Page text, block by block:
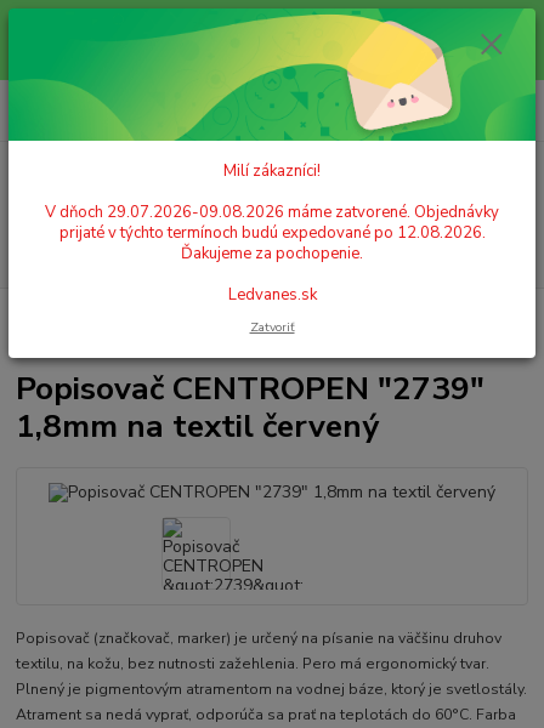
Milí zákazníci! V dňoch 29.07.2026-09.08.2026 máme zatvorené.
Objednávky prijaté v týchto termínoch budú expedované po 12.08.2026.
Ďakujeme za pochopenie. Ledvanes.sk
+421 908 755 958
Po. - Pia. od 9:00 hod. - 16:00 hod.
za0,00 EUR
CENTROPEN "2739" 1,8mm na textil červený
Popisovač CENTROPEN "2739"
1,8mm na textil červený
Popisovač (značkovač, marker) je určený na písanie na väčšinu druhov
textilu, na kožu, bez nutnosti zažehlenia. Pero má ergonomický tvar.
Plnený je pigmentovým atramentom na vodnej báze, ktorý je svetlostály.
Atrament sa nedá vyprať, odporúča sa prať na teplotách do 60°C. Farba
Milí zákazníci!
V dňoch 29.07.2026-09.08.2026 máme zatvorené. Objednávky
prijaté v týchto termínoch budú expedované po 12.08.2026.
Ďakujeme za pochopenie.
Ledvanes.sk
Zatvoriť